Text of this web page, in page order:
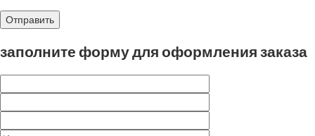
Отправить
заполните форму для оформления заказа